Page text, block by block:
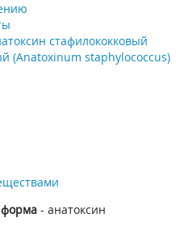
стафилококковый
(Anatoxinum staphylococcus)
форма - анатоксин